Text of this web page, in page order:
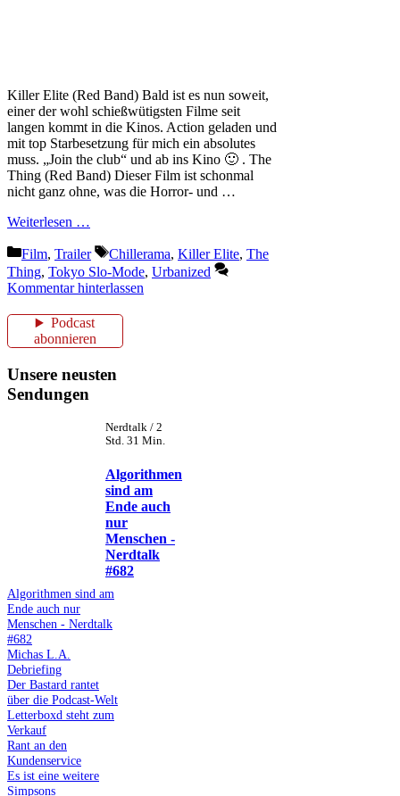
Killer Elite (Red Band) Bald ist es nun soweit,
einer der wohl schießwütigsten Filme seit
langen kommt in die Kinos. Action geladen und
mit top Starbesetzung für mich ein absolutes
muss. „Join the club“ und ab ins Kino 🙂 . The
Thing (Red Band) Dieser Film ist schonmal
nicht ganz ohne, was die Horror- und …
Weiterlesen …
Kategorien
Film, Trailer Schlagwörter
Chillerama, Killer Elite, The
Thing, Tokyo Slo-Mode, Urbanized
Kommentar hinterlassen
Podcast
abonnieren
Unsere neusten
Sendungen
Nerdtalk / 2
Std. 31 Min.
Algorithmen
sind am
Ende auch
nur
Menschen -
Nerdtalk
#682
Algorithmen sind am
Ende auch nur
Menschen - Nerdtalk
#682
Michas L.A.
Debriefing
Der Bastard rantet
über die Podcast-Welt
Letterboxd steht zum
Verkauf
Rant an den
Kundenservice
Es ist eine weitere
Simpsons